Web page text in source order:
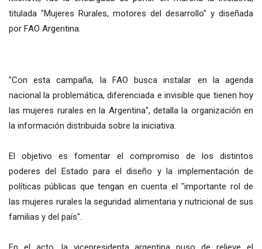
titulada "Mujeres Rurales, motores del desarrollo" y diseñada
por FAO Argentina.
"Con esta campaña, la FAO busca instalar en la agenda
nacional la problemática, diferenciada e invisible que tienen hoy
las mujeres rurales en la Argentina", detalla la organización en
la información distribuida sobre la iniciativa.
El objetivo es fomentar el compromiso de los distintos
poderes del Estado para el diseño y la implementación de
políticas públicas que tengan en cuenta el "importante rol de
las mujeres rurales la seguridad alimentaria y nutricional de sus
familias y del país".